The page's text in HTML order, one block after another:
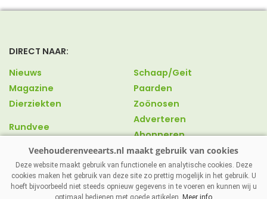
DIRECT NAAR:
Nieuws
Magazine
Dierziekten
Rundvee
Schaap/Geit
Paarden
Zoönosen
Adverteren
Abonneren
Over ons
Contact
Deze website maakt gebruik van functionele en analytische cookies. Deze
cookies maken het gebruik van deze site zo prettig mogelijk in het gebruik. U
hoeft bijvoorbeeld niet steeds opnieuw gegevens in te voeren en kunnen wij u
optimaal bedienen met goede artikelen.
Meer info